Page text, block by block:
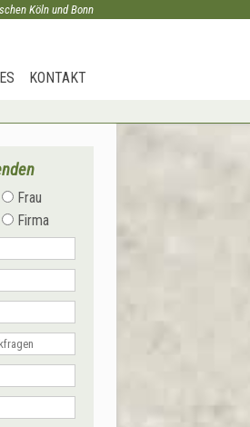
Köln und Bonn
KONTAKT
Frau
Firma